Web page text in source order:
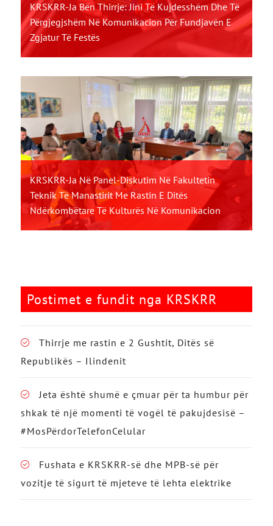
KRSKRR-Ja Bën Thirrje: Jini Të Kujdesshëm Dhe Të
Përgjegjshëm Në Komunikacion Për Fundjavën E
Zgjatur Të Festës
KRSKRR-Ja Në Panel-Diskutim Në Fakultetin
Teknik Të Manastirit Me Rastin E Ditës
Ndërkombëtare Të Kulturës Në Komunikacion
Postimet e fundit nga KRSKRR
Thirrje me rastin e 2 Gushtit, Ditës së
Republikës – Ilindenit
Jeta është shumë e çmuar për ta humbur për
shkak të një momenti të vogël të pakujdesisë –
#MosPërdorTelefonCelular
Fushata e KRSKRR-së dhe MPB-së për
vozitje të sigurt të mjeteve të lehta elektrike